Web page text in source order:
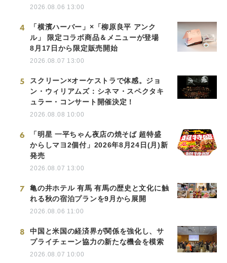
2026.08.06 13:00
4
「横濱ハーバー」×「柳原良平 アンク
ル」 限定コラボ商品＆メニューが登場
8月17日から限定販売開始
2026.08.07 13:00
5
スクリーン×オーケストラで体感。ジョ
ン・ウィリアムズ：シネマ・スペクタキ
ュラー・コンサート開催決定！
2026.08.08 10:00
6
「明星 一平ちゃん夜店の焼そば 超特盛
からしマヨ2個付」2026年8月24日(月)新
発売
2026.08.07 13:00
7
亀の井ホテル 有馬 有馬の歴史と文化に触
れる秋の宿泊プランを9月から展開
2026.08.06 11:00
8
中国と米国の経済界が関係を強化し、サ
プライチェーン協力の新たな機会を模索
2026.08.07 10:00